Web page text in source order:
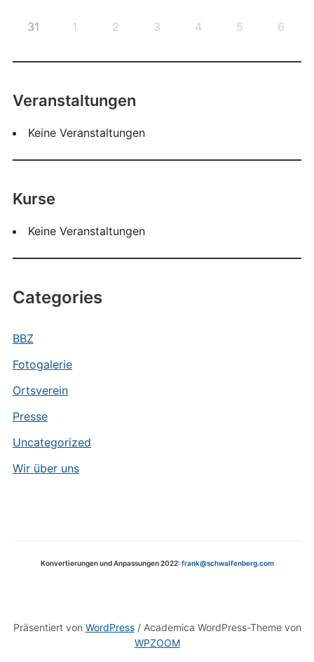
31 1 2 3 4 5 6
Veranstaltungen
Keine Veranstaltungen
Kurse
Keine Veranstaltungen
Categories
BBZ
Fotogalerie
Ortsverein
Presse
Uncategorized
Wir über uns
Konvertierungen und Anpassungen 2022:frank@schwalfenberg.com
Präsentiert von WordPress/ Academica WordPress-Theme von
WPZOOM